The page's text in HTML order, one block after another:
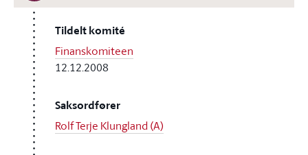
Tildelt komité
Finanskomiteen
12.12.2008
Saksordfører
Rolf Terje Klungland (A)